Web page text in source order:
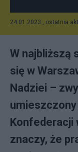
24.01.2023 , ostatnia
W najbliższą
się w
Nadziei –
Konfederacji
znaczy, że